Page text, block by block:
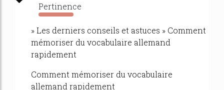
Pertinence
2627%
» Les derniers conseils et astuces » Comment
mémoriser du vocabulaire allemand
rapidement
Comment mémoriser du vocabulaire
allemand rapidement